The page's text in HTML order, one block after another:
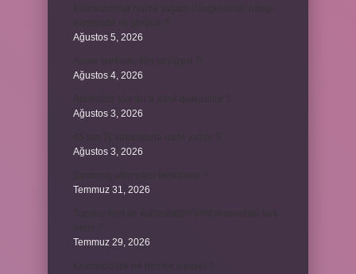
Ağustos 5, 2026
Ağustos 4, 2026
Ağustos 3, 2026
Ağustos 3, 2026
Temmuz 31, 2026
Temmuz 29, 2026